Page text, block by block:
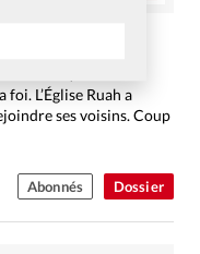
Dossier
l’amour
de tout, certaines
L’Église Ruah a
ses voisins. Coup
Abonnés